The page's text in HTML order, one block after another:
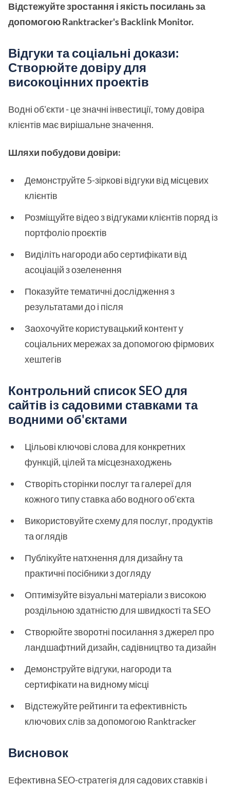
Відстежуйте зростання і якість посилань за
допомогою Ranktracker's Backlink Monitor.
Відгуки та соціальні докази:
Створюйте довіру для
високоцінних проектів
Водні об'єкти - це значні інвестиції, тому довіра
клієнтів має вирішальне значення.
Шляхи побудови довіри:
Демонструйте 5-зіркові відгуки від місцевих
клієнтів
Розміщуйте відео з відгуками клієнтів поряд із
портфоліо проєктів
Виділіть нагороди або сертифікати від
асоціацій з озеленення
Показуйте тематичні дослідження з
результатами до і після
Заохочуйте користувацький контент у
соціальних мережах за допомогою фірмових
хештегів
Контрольний список SEO для
сайтів із садовими ставками та
водними об'єктами
Цільові ключові слова для конкретних
функцій, цілей та місцезнаходжень
Створіть сторінки послуг та галереї для
кожного типу ставка або водного об'єкта
Використовуйте схему для послуг, продуктів
та оглядів
Публікуйте натхнення для дизайну та
практичні посібники з догляду
Оптимізуйте візуальні матеріали з високою
роздільною здатністю для швидкості та SEO
Створюйте зворотні посилання з джерел про
ландшафтний дизайн, садівництво та дизайн
Демонструйте відгуки, нагороди та
сертифікати на видному місці
Відстежуйте рейтинги та ефективність
ключових слів за допомогою Ranktracker
Висновок
Ефективна SEO-стратегія для садових ставків і